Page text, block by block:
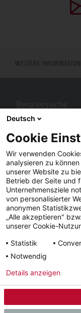
WEITERE
Berater in Ihrer Nähe
Impressum
© 2026 -
Deutsch
Cookie
Wir verwenden
analysieren zu
unserer Website zu
Betrieb der Seite und
Unternehmensziele
von personalisierter
anonymen
„Alle akzeptieren"
unserer Cookie-
Statistik
Notwendig
Details anzeigen